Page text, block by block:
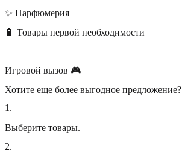
✨ Парфюмерия
🔋 Товары первой необходимости
Игровой вызов 🎮
Хотите еще более выгодное предложение?
1 .
Выберите товары.
2.